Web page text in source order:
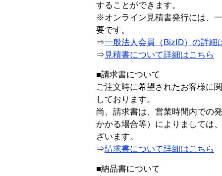
することができます。
※オンライン見積書発行には、
要です。
⇒一般法人会員（BizID）の詳細
⇒ 見積書について詳細はこちら
■請求書について
ご注文時に希望されたお客様に
しております。
尚、請求書は、営業時間内での
かかる場合等）によりましては
ざいます。
⇒請求書について詳細はこちら
■納品書について